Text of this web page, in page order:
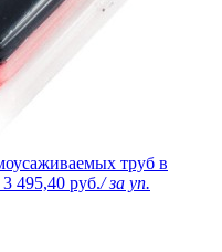
труб в
3 495,40 руб./ за уп.